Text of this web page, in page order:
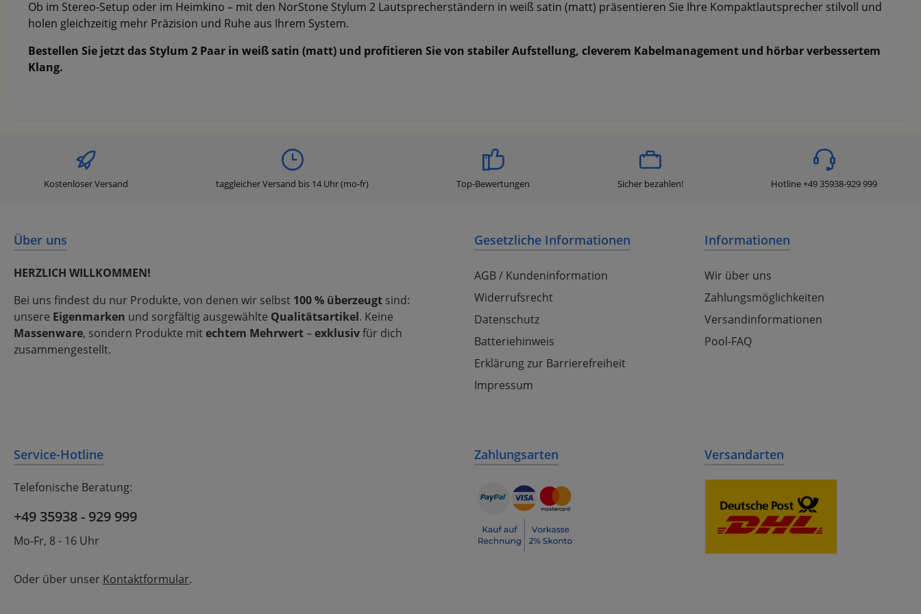
Ob im Stereo-Setup oder im Heimkino – mit den NorStone Stylum 2 Lautsprecherständern in weiß satin (matt) präsentieren Sie Ihre Kompaktlautsprecher stilvoll und
holen gleichzeitig mehr Präzision und Ruhe aus Ihrem System.
Bestellen Sie jetzt das Stylum 2 Paar in weiß satin (matt) und profitieren Sie von stabiler Aufstellung, cleverem Kabelmanagement und hörbar verbessertem
Klang.
Kostenloser Versand taggleicher Versand bis 14 Uhr (mo-fr) Top-Bewertungen Sicher bezahlen! Hotline +49 35938-929 999
Über uns
HERZLICH WILLKOMMEN!
Bei uns findest du nur Produkte, von denen wir selbst 100 % überzeugt sind:
unsere Eigenmarken und sorgfältig ausgewählte Qualitätsartikel. Keine
Massenware, sondern Produkte mitechtem Mehrwert–exklusivfür dich
zusammengestellt.
Gesetzliche Informationen
AGB / Kundeninformation
Widerrufsrecht
Datenschutz
Batteriehinweis
Erklärung zur Barrierefreiheit
Impressum
Informationen
Wir über uns
Zahlungsmöglichkeiten
Versandinformationen
Pool-FAQ
Service-Hotline
Telefonische Beratung:
+49 35938 - 929 999
Mo-Fr, 8 - 16 Uhr
Oder über unser Kontaktformular.
Zahlungsarten Versandarten